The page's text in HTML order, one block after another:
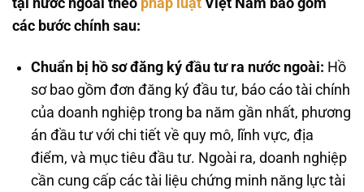
tại nước ngoài theo pháp luật Việt Nam bao gồm
các bước chính sau:
Chuẩn bị hồ sơ đăng ký đầu tư ra nước ngoài: Hồ
sơ bao gồm đơn đăng ký đầu tư, báo cáo tài chính
của doanh nghiệp trong ba năm gần nhất, phương
án đầu tư với chi tiết về quy mô, lĩnh vực, địa
điểm, và mục tiêu đầu tư. Ngoài ra, doanh nghiệp
cần cung cấp các tài liệu chứng minh năng lực tài